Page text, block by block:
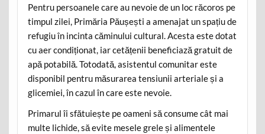
Pentru persoanele care au nevoie de un loc răcoros pe
timpul zilei, Primăria Păușești a amenajat un spațiu de
refugiu în incinta căminului cultural. Acesta este dotat
cu aer condiționat, iar cetățenii beneficiază gratuit de
apă potabilă. Totodată, asistentul comunitar este
disponibil pentru măsurarea tensiunii arteriale și a
glicemiei, în cazul în care este nevoie.
Primarul îi sfătuiește pe oameni să consume cât mai
multe lichide, să evite mesele grele și alimentele